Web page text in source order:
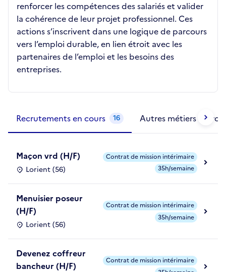
renforcer les compétences des salariés et valider
la cohérence de leur projet professionnel. Ces
actions s’inscrivent dans une logique de parcours
vers l’emploi durable, en lien étroit avec les
partenaires de l’emploi et les besoins des
entreprises.
Recrutements en cours 16 Autres métiers
Maçon vrd (H/F)
Lorient (56)
Contrat de mission intérimaire
35h/semaine
Menuisier poseur
(H/F)
Lorient (56)
Contrat de mission intérimaire
35h/semaine
Devenez coffreur
bancheur (H/F)
Contrat de mission intérimaire